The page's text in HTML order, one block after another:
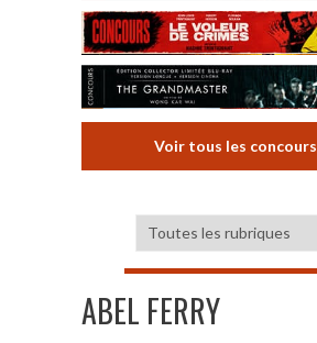
Voir tous les concours
ABEL FERRY